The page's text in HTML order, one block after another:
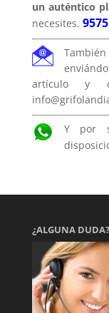
un auténtico
necesites.
artículo y
Y por
¿ALGUNA DUDA?